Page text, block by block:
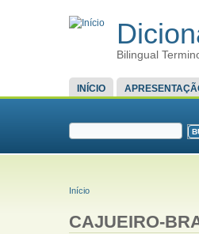
Bilingual
MENU PRINCIPAL
INÍCIO
FORMULÁRIO DE
VOCÊ ESTÁ AQUI
Início
CAJUEIRO-